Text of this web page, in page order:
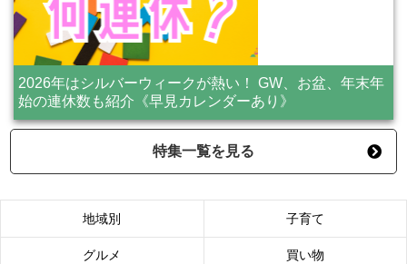
2026年はシルバーウィークが熱い！ GW、お盆、年末年
始の連休数も紹介《早見カレンダーあり》
特集一覧を見る
地域別 子育て
グルメ 買い物